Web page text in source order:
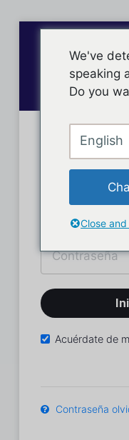
Acuérdate de
Contraseña
We've
speaking
Do you
English
Close